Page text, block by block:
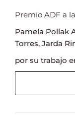
Premio ADF a
Pamela Pollak
Torres, Jarda
por su trabajo